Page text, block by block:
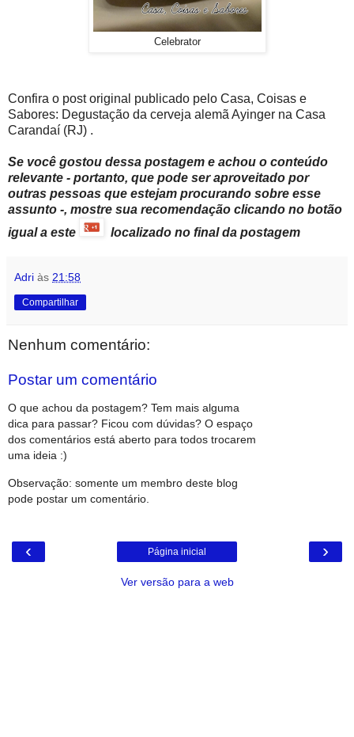
Celebrator
Confira o post original publicado pelo Casa, Coisas e
Sabores: Degustação da cerveja alemã Ayinger na Casa
Carandaí (RJ) .
Se você gostou dessa postagem e achou o conteúdo
relevante - portanto, que pode ser aproveitado por
outras pessoas que estejam procurando sobre esse
assunto -, mostre sua recomendação clicando no botão
igual a este
localizado no final da postagem
Adri às 21:58
Compartilhar
Nenhum comentário:
Postar um comentário
O que achou da postagem? Tem mais alguma
dica para passar? Ficou com dúvidas? O espaço
dos comentários está aberto para todos trocarem
uma ideia :)
Observação: somente um membro deste blog
pode postar um comentário.
‹ ›
Página inicial
Ver versão para a web